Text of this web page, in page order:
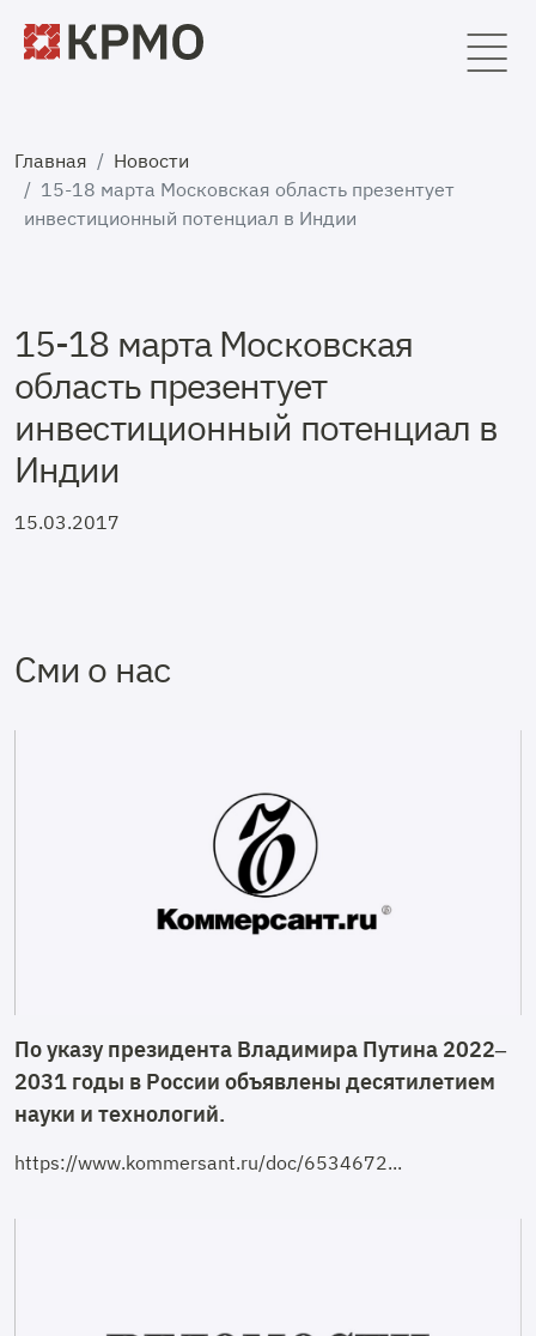
Главная
Новости
15-18 марта Московская область презентует
инвестиционный потенциал в Индии
15-18 марта Московская
область презентует
инвестиционный потенциал в
Индии
15.03.2017
Сми о нас
По указу президента Владимира Путина 2022–
2031 годы в России объявлены десятилетием
науки и технологий.
https://www.kommersant.ru/doc/6534672...